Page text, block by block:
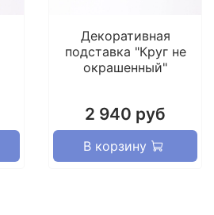
Декоративная
подставка "Круг не
окрашенный"
2 940 руб
В корзину